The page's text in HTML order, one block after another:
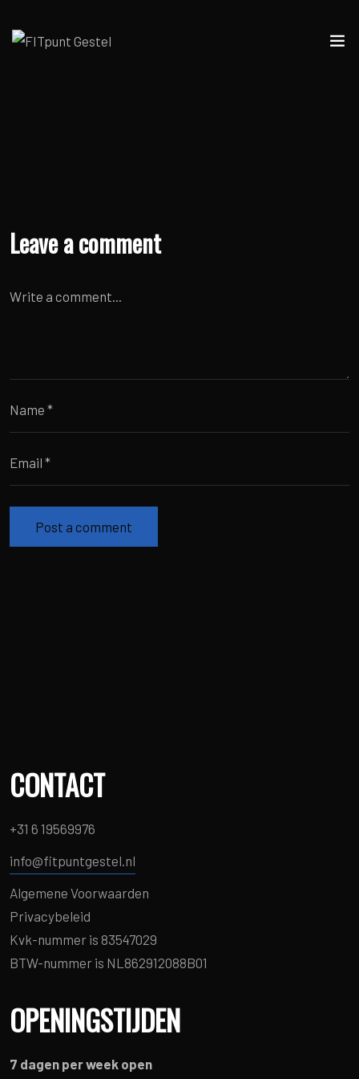
Leave a comment
CONTACT
+31 6 19569976
info@fitpuntgestel.nl
Algemene Voorwaarden
Privacybeleid
Kvk-nummer is 83547029
BTW-nummer is NL862912088B01
OPENINGSTIJDEN
7 dagen per week open